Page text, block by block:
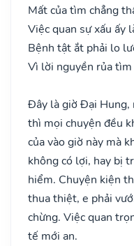
Mất của tìm chẳng
Việc quan sự xấu ấy
Bệnh tật ắt phải lo
Vì lời nguyền rủa
Đây là giờ Đại Hung,
thì mọi chuyện đều
của vào giờ này mà
không có lợi, hay bị
hiểm. Chuyện kiện
thua thiệt, e phải
chừng. Việc quan
tế mới an.